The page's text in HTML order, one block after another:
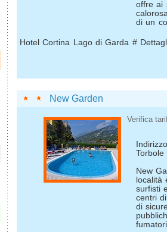
offre ai
di un
Hotel Cortina Lago di Garda #
New Garden
Verifica
Torbole
New
località
surfisti
centri
di
fumatori.